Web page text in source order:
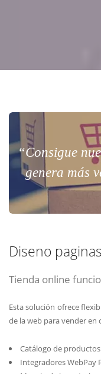
“Consigue
genera más
Diseno
Tienda online
Esta solución ofrece
de la web para vender
Catálogo de
Integradores WebPay